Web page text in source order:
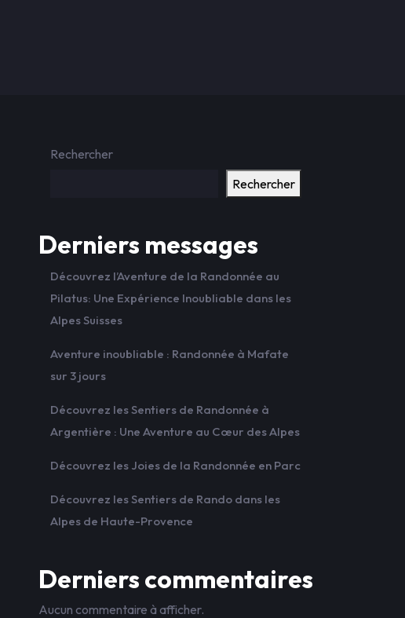
Rechercher
Rechercher
Derniers messages
Découvrez l’Aventure de la Randonnée au
Pilatus: Une Expérience Inoubliable dans les
Alpes Suisses
Aventure inoubliable : Randonnée à Mafate
sur 3 jours
Découvrez les Sentiers de Randonnée à
Argentière : Une Aventure au Cœur des Alpes
Découvrez les Joies de la Randonnée en Parc
Découvrez les Sentiers de Rando dans les
Alpes de Haute-Provence
Derniers commentaires
Aucun commentaire à afficher.